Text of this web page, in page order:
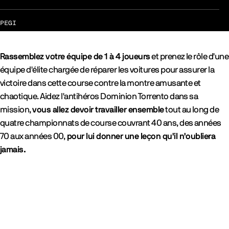
PEGI
Rassemblez votre équipe de 1 à 4 joueurset prenez le rôle d'une
équipe d'élite chargée de réparer les voitures pour assurer la
victoire dans cette course contre la montre amusante et
chaotique. Aidez l'antihéros Dominion Torrento dans sa
mission,vous allez devoir travailler ensembletout au long de
quatre championnats de course couvrant 40 ans, des années
70 aux années 00,pour lui donner une leçon qu'il n'oubliera
jamais.